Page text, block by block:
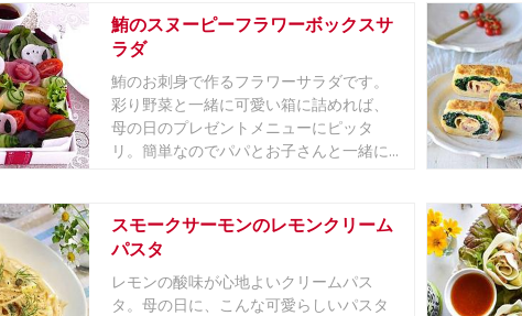
鮪のスヌーピーフラワーボックスサ
ラダ
鮪のお刺身で作るフラワーサラダです。
彩り野菜と一緒に可愛い箱に詰めれば、
母の日のプレゼントメニューにピッタ
リ。簡単なのでパパとお子さんと一緒に...
スモークサーモンのレモンクリーム
パスタ
レモンの酸味が心地よいクリームパス
タ。母の日に、こんな可愛らしいパスタ